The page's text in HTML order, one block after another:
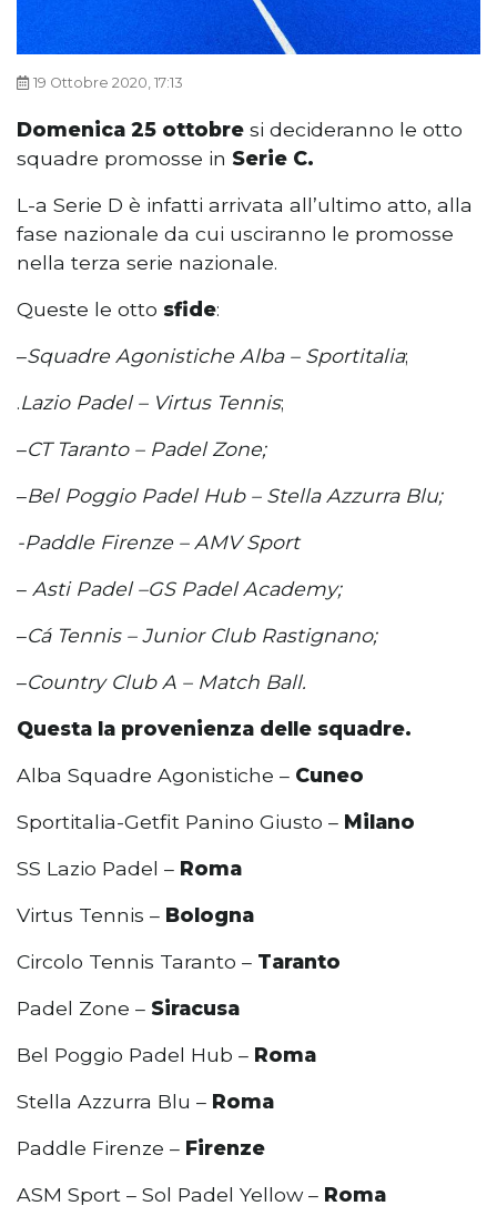
19 Ottobre 2020, 17:13
Domenica 25 ottobre si decideranno le otto
squadre promosse in Serie C.
L-a Serie D è infatti arrivata all’ultimo atto, alla
fase nazionale da cui usciranno le promosse
nella terza serie nazionale.
Queste le otto sfide:
–Squadre Agonistiche Alba – Sportitalia;
.Lazio Padel – Virtus Tennis;
–CT Taranto – Padel Zone;
–Bel Poggio Padel Hub – Stella Azzurra Blu;
-Paddle Firenze – AMV Sport
– Asti Padel –GS Padel Academy;
–Cá Tennis – Junior Club Rastignano;
–Country Club A – Match Ball.
Questa la provenienza delle squadre.
Alba Squadre Agonistiche – Cuneo
Sportitalia-Getfit Panino Giusto – Milano
SS Lazio Padel – Roma
Virtus Tennis – Bologna
Circolo Tennis Taranto – Taranto
Padel Zone – Siracusa
Bel Poggio Padel Hub – Roma
Stella Azzurra Blu – Roma
Paddle Firenze – Firenze
ASM Sport – Sol Padel Yellow – Roma